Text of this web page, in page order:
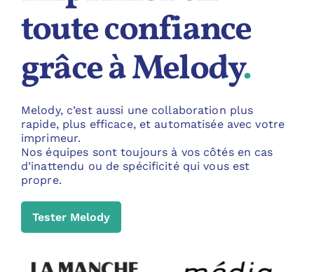
toute confiance
grâce à Melody.
Melody, c’est aussi une collaboration plus
rapide, plus efficace, et automatisée avec votre
imprimeur.
Nos équipes sont toujours à vos côtés en cas
d’inattendu ou de spécificité qui vous est
propre.
Tester Melody